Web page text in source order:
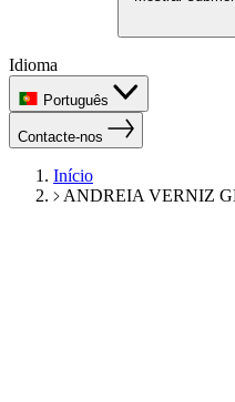
Idioma
Português
Contacte-nos
Início
ANDREIA VERNIZ